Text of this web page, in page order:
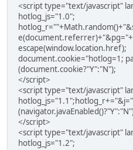
<script type="text/javascript"
hotlog_js="1.0";
e(document.referrer)+"&pg="+
escape(window.location.href);
document.cookie="hotlog=1;
(document.cookie?"Y":"N");
</script>
<script type="text/javascript"
</script>
<script type="text/javascript"
hotlog_js="1.2";